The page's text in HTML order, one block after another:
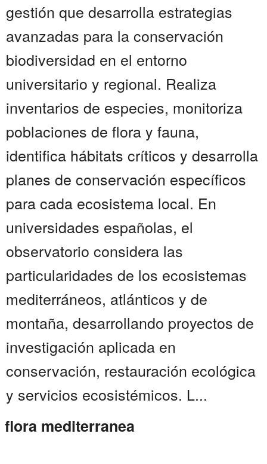
gestión que desarrolla estrategias
avanzadas para la conservación
biodiversidad en el entorno
universitario y regional. Realiza
inventarios de especies, monitoriza
poblaciones de flora y fauna,
identifica hábitats críticos y desarrolla
planes de conservación específicos
para cada ecosistema local. En
universidades españolas, el
observatorio considera las
particularidades de los ecosistemas
mediterráneos, atlánticos y de
montaña, desarrollando proyectos de
investigación aplicada en
conservación, restauración ecológica
y servicios ecosistémicos. L...
flora mediterranea